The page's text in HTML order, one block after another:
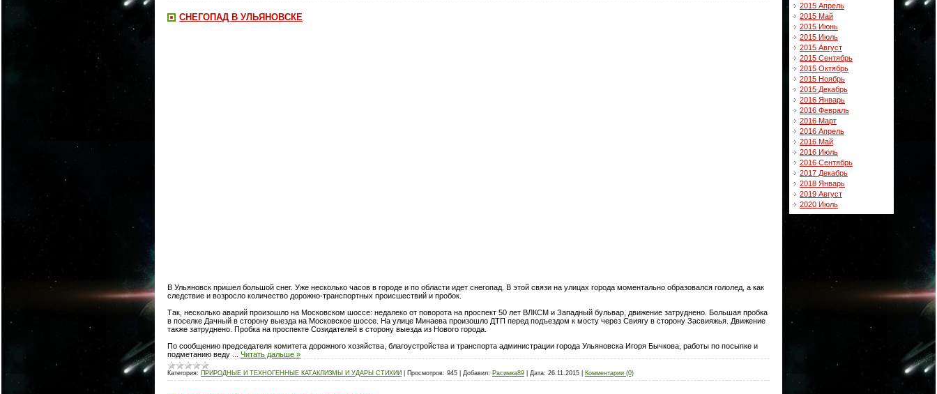
СНЕГОПАД В УЛЬЯНОВСКЕ
В Ульяновск пришел большой снег. Уже несколько часов в городе и по области идет снегопад. В этой связи на улицах города моментально образовался гололед, а как
следствие и возросло количество дорожно-транспортных происшествий и пробок.
Так, несколько аварий произошло на Московском шоссе: недалеко от поворота на проспект 50 лет ВЛКСМ и Западный бульвар, движение затруднено. Большая пробка
в поселке Дачный в сторону выезда на Московское шоссе. На улице Минаева произошло ДТП перед подъездом к мосту через Свиягу в сторону Засвияжья. Движение
также затруднено. Пробка на проспекте Созидателей в сторону выезда из Нового города.
По сообщению председателя комитета дорожного хозяйства, благоустройства и транспорта администрации города Ульяновска Игоря Бычкова, работы по посыпке и
подметанию веду
Читать дальше »
Категория: ПРИРОДНЫЕ И ТЕХНОГЕННЫЕ КАТАКЛИЗМЫ И УДАРЫ СТИХИИ Просмотров: 945 Добавил: Расимка89 Дата: 26.11.2015 Комментарии (0)
2015 Апрель
2015 Май
2015 Июнь
2015 Июль
2015 Август
2015 Сентябрь
2015 Октябрь
2015 Ноябрь
2015 Декабрь
2016 Январь
2016 Февраль
2016 Март
2016 Апрель
2016 Май
2016 Июль
2016 Сентябрь
2017 Декабрь
2018 Январь
2019 Август
2020 Июль